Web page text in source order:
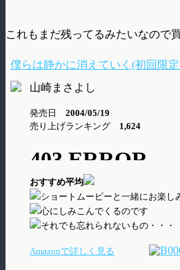
これもまだ残ってるみたいなので
僕らは静かに消えていく(初回限
山崎まさよし
発売日 2004/05/19
売り上げランキング 1,624
おすすめ平均
ショートムービーと一緒にお楽し
心にしみこんでくるのです
それでも忘れられないもの・・・
Amazonで詳しく見る